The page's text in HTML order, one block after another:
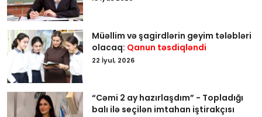
Müəllim və şagirdlərin geyim tələbləri
olacaq: Qanun təsdiqləndi
22 İyul, 2026
“Cəmi 2 ay hazırlaşdım” - Topladığı
balı ilə seçilən imtahan iştirakçısı